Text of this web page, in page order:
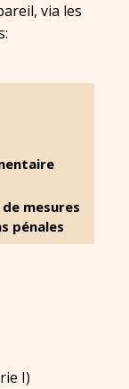
via les
mesures
pénales
I)